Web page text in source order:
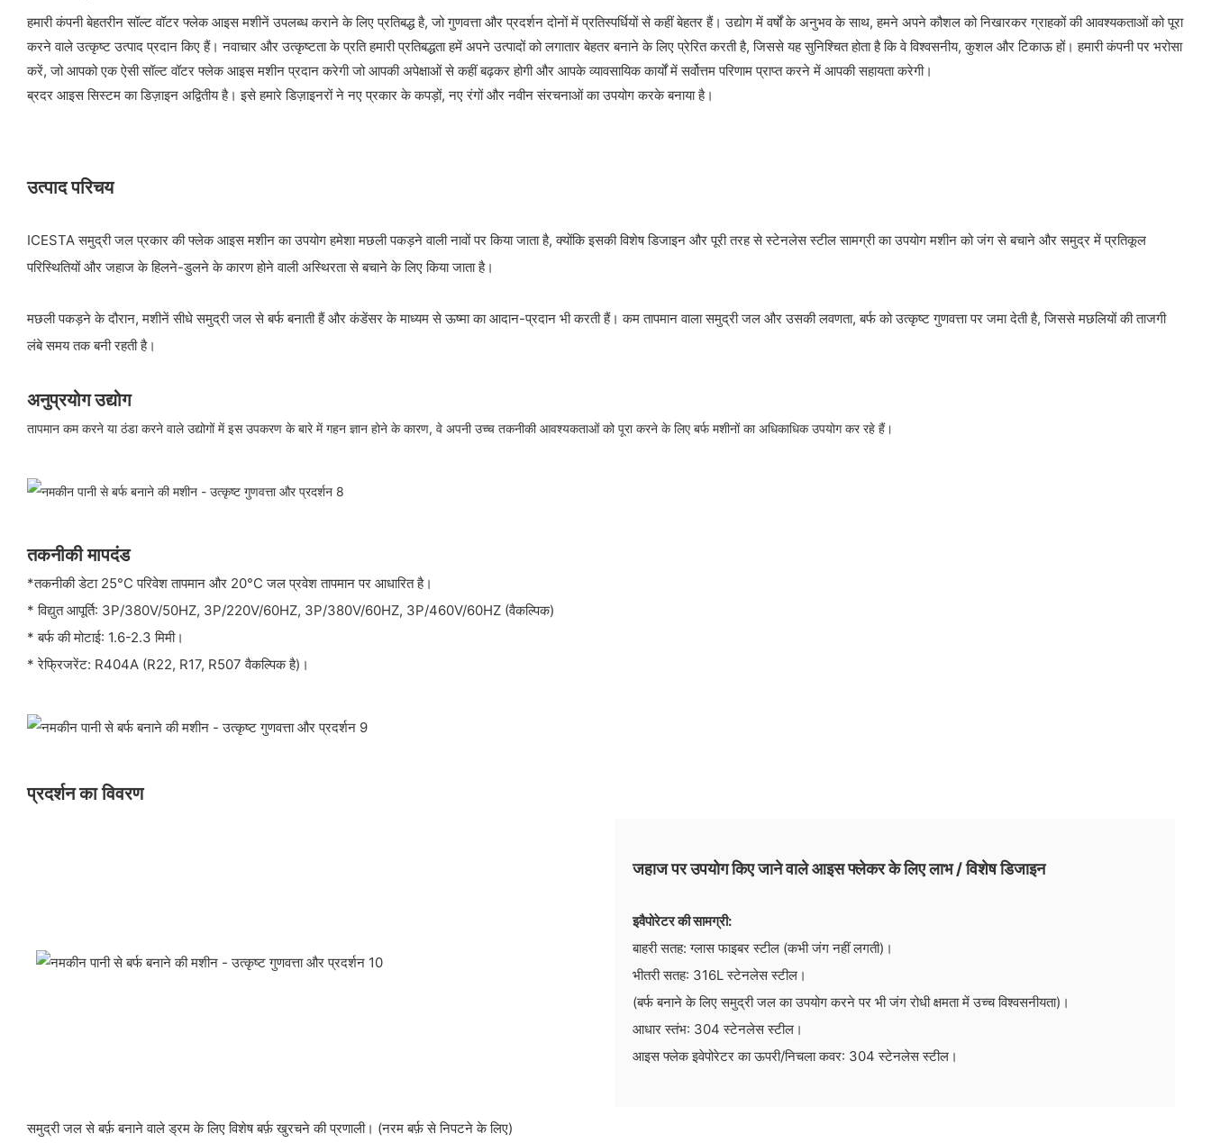
हमारी कंपनी बेहतरीन सॉल्ट वॉटर फ्लेक आइस मशीनें उपलब्ध कराने के लिए प्रतिबद्ध है, जो गुणवत्ता और प्रदर्शन दोनों में प्रतिस्पर्धियों से कहीं बेहतर हैं। उद्योग में वर्षों के अनुभव के साथ, हमने अपने कौशल को निखारकर ग्राहकों की आवश्यकताओं को पूरा
करने वाले उत्कृष्ट उत्पाद प्रदान किए हैं। नवाचार और उत्कृष्टता के प्रति हमारी प्रतिबद्धता हमें अपने उत्पादों को लगातार बेहतर बनाने के लिए प्रेरित करती है, जिससे यह सुनिश्चित होता है कि वे विश्वसनीय, कुशल और टिकाऊ हों। हमारी कंपनी पर भरोसा
करें, जो आपको एक ऐसी सॉल्ट वॉटर फ्लेक आइस मशीन प्रदान करेगी जो आपकी अपेक्षाओं से कहीं बढ़कर होगी और आपके व्यावसायिक कार्यों में सर्वोत्तम परिणाम प्राप्त करने में आपकी सहायता करेगी।
ब्रदर आइस सिस्टम का डिज़ाइन अद्वितीय है। इसे हमारे डिज़ाइनरों ने नए प्रकार के कपड़ों, नए रंगों और नवीन संरचनाओं का उपयोग करके बनाया है।
उत्पाद परिचय
ICESTA समुद्री जल प्रकार की फ्लेक आइस मशीन का उपयोग हमेशा मछली पकड़ने वाली नावों पर किया जाता है, क्योंकि इसकी विशेष डिजाइन और पूरी तरह से स्टेनलेस स्टील सामग्री का उपयोग मशीन को जंग से बचाने और समुद्र में प्रतिकूल
परिस्थितियों और जहाज के हिलने-डुलने के कारण होने वाली अस्थिरता से बचाने के लिए किया जाता है।
मछली पकड़ने के दौरान, मशीनें सीधे समुद्री जल से बर्फ बनाती हैं और कंडेंसर के माध्यम से ऊष्मा का आदान-प्रदान भी करती हैं। कम तापमान वाला समुद्री जल और उसकी लवणता, बर्फ को उत्कृष्ट गुणवत्ता पर जमा देती है, जिससे मछलियों की ताजगी
लंबे समय तक बनी रहती है।
अनुप्रयोग उद्योग
तापमान कम करने या ठंडा करने वाले उद्योगों में इस उपकरण के बारे में गहन ज्ञान होने के कारण, वे अपनी उच्च तकनीकी आवश्यकताओं को पूरा करने के लिए बर्फ मशीनों का अधिकाधिक उपयोग कर रहे हैं।
तकनीकी मापदंड
*तकनीकी डेटा 25°C परिवेश तापमान और 20°C जल प्रवेश तापमान पर आधारित है।
* विद्युत आपूर्ति: 3P/380V/50HZ, 3P/220V/60HZ, 3P/380V/60HZ, 3P/460V/60HZ (वैकल्पिक)
* बर्फ की मोटाई: 1.6-2.3 मिमी।
* रेफ्रिजरेंट: R404A (R22, R17, R507 वैकल्पिक है)।
प्रदर्शन का विवरण
जहाज पर उपयोग किए जाने वाले आइस फ्लेकर के लिए लाभ / विशेष डिजाइन
इवैपोरेटर की सामग्री:
बाहरी सतह: ग्लास फाइबर स्टील (कभी जंग नहीं लगती)।
भीतरी सतह: 316L स्टेनलेस स्टील।
(बर्फ बनाने के लिए समुद्री जल का उपयोग करने पर भी जंग रोधी क्षमता में उच्च विश्वसनीयता)।
आधार स्तंभ: 304 स्टेनलेस स्टील।
आइस फ्लेक इवेपोरेटर का ऊपरी/निचला कवर: 304 स्टेनलेस स्टील।
समुद्री जल से बर्फ़ बनाने वाले ड्रम के लिए विशेष बर्फ़ खुरचने की प्रणाली। (नरम बर्फ़ से निपटने के लिए)